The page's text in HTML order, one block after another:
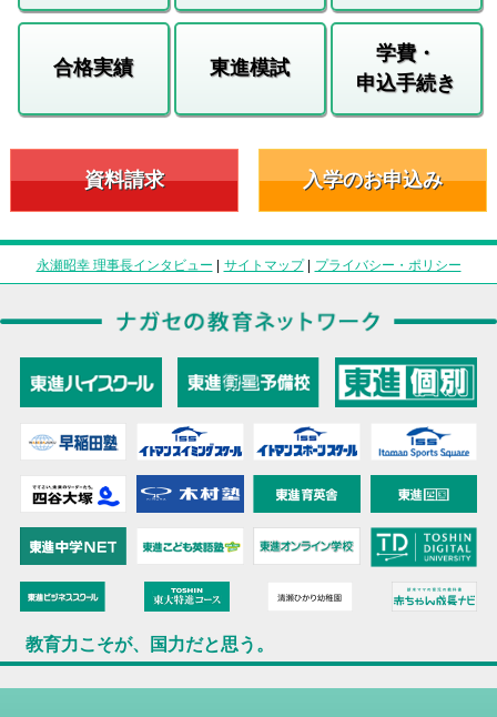
合格実績 東進模試
学費・
申込手続き
資料請求 入学のお申込み
永瀬昭幸 理事長インタビュー | サイトマップ| プライバシー・ポリシー
教育力こそが、国力だと思う。